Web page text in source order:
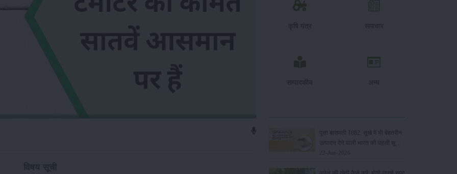
कृषि यंत्र समाचार
सम्पादकीय अन्य
पूसा बासमती 1882: सूखे में भी बेहतरीन
उत्पादन देने वाली भारत की पहली सूखा-
सहिष्णु बासमती किस्म
22-Jun-2026